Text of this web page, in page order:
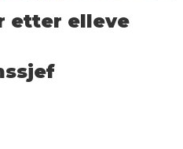
etter elleve